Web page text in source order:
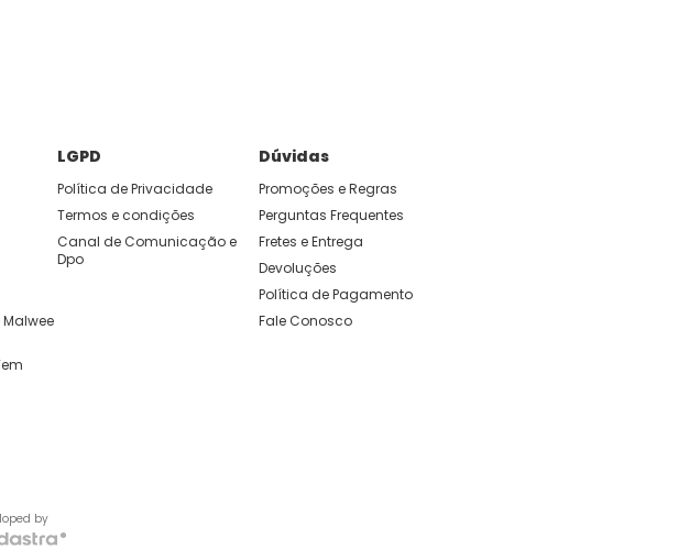
LGPD
Política de Privacidade
Termos e condições
Canal de Comunicação e
Dpo
Dúvidas
Promoções e Regras
Perguntas Frequentes
Fretes e Entrega
Devoluções
Política de Pagamento
Fale Conosco
by